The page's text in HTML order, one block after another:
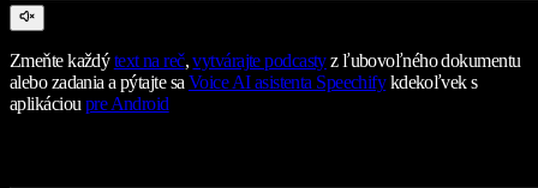
Zmeňte každýtext na reč,vytvárajte podcastyz ľubovoľného dokumentu
alebo zadania a pýtajte saVoice AI asistenta Speechifykdekoľvek s
aplikácioupre Android